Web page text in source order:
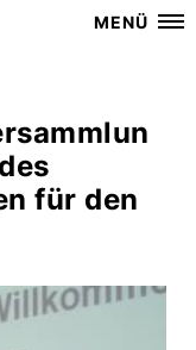
MENÜ
für den